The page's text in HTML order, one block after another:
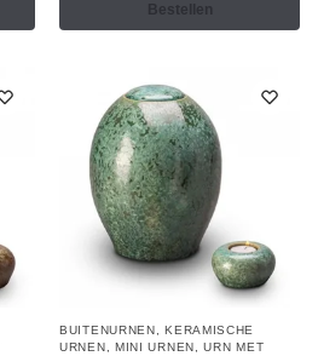
Bestellen
BUITENURNEN ,KERAMISCHE
URNEN
MINI URNEN ,URN MET